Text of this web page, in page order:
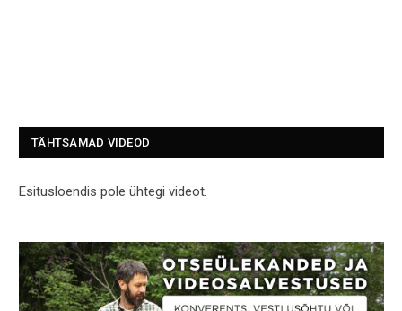
TÄHTSAMAD VIDEOD
Esitusloendis pole ühtegi videot.